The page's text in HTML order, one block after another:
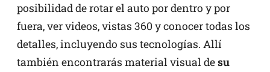
posibilidad de rotar el auto por dentro y por
fuera, ver videos, vistas 360 y conocer todas los
detalles, incluyendo sus tecnologías. Allí
también encontrarás material visual desu